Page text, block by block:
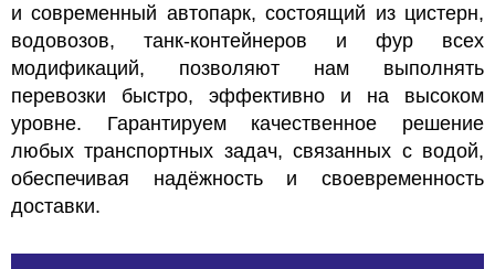
и современный автопарк, состоящий из цистерн,
водовозов, танк-контейнеров и фур всех
модификаций, позволяют нам выполнять
перевозки быстро, эффективно и на высоком
уровне. Гарантируем качественное решение
любых транспортных задач, связанных с водой,
обеспечивая надёжность и своевременность
доставки.